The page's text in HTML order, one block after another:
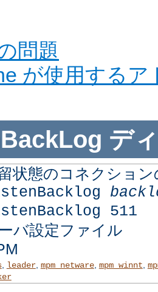
問題
が使用する
デ
状態のコネクショ
511
バ設定ファイル
, leader, mpm_netware, mpm_winnt,